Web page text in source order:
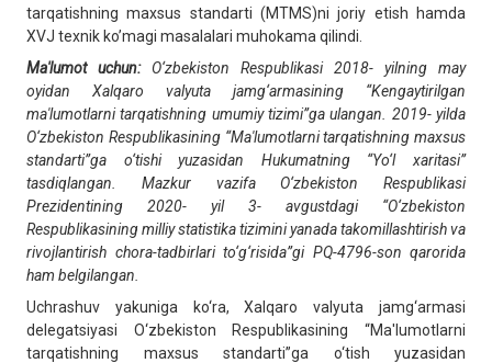
tarqatishning maxsus standarti (MTMS)ni joriy etish hamda
XVJ texnik ko’magi masalalari muhokama qilindi.
Ma'lumot uchun:O‘zbekiston Respublikasi 2018- yilning may
oyidan Xalqaro valyuta jamg‘armasining “Kengaytirilgan
ma'lumotlarni tarqatishning umumiy tizimi”ga ulangan. 2019- yilda
O‘zbekiston Respublikasining “Ma'lumotlarni tarqatishning maxsus
standarti”ga o‘tishi yuzasidan Hukumatning “Yo‘l xaritasi”
tasdiqlangan. Mazkur vazifa O‘zbekiston Respublikasi
Prezidentining 2020- yil 3- avgustdagi “O‘zbekiston
Respublikasining milliy statistika tizimini yanada takomillashtirish va
rivojlantirish chora-tadbirlari to‘g‘risida”gi PQ-4796-son qarorida
ham belgilangan.
Uchrashuv yakuniga ko‘ra, Xalqaro valyuta jamg‘armasi
delegatsiyasi O‘zbekiston Respublikasining “Ma'lumotlarni
tarqatishning maxsus standarti”ga o‘tish yuzasidan